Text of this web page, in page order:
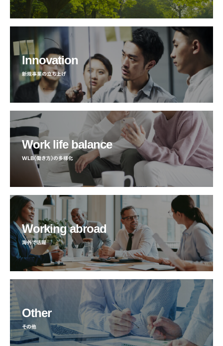
Innovation
新規事業の立ち上げ
Work life balance
WLB（働き方）の多様化
Working abroad
海外で活躍
Other
その他